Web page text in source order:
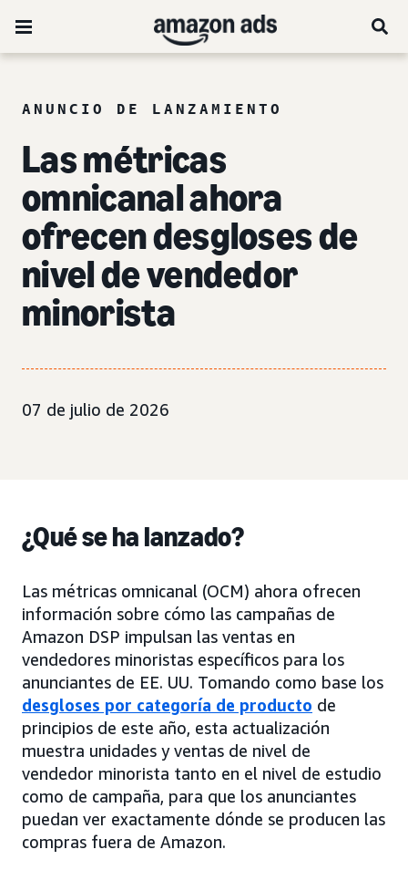
ANUNCIO DE LANZAMIENTO
Las métricas
omnicanal ahora
ofrecen desgloses de
nivel de vendedor
minorista
07 de julio de 2026
¿Qué se ha lanzado?
Las métricas omnicanal (OCM) ahora ofrecen
información sobre cómo las campañas de
Amazon DSP impulsan las ventas en
vendedores minoristas específicos para los
anunciantes de EE. UU. Tomando como base los
desgloses por categoría de producto de
principios de este año, esta actualización
muestra unidades y ventas de nivel de
vendedor minorista tanto en el nivel de estudio
como de campaña, para que los anunciantes
puedan ver exactamente dónde se producen las
compras fuera de Amazon.